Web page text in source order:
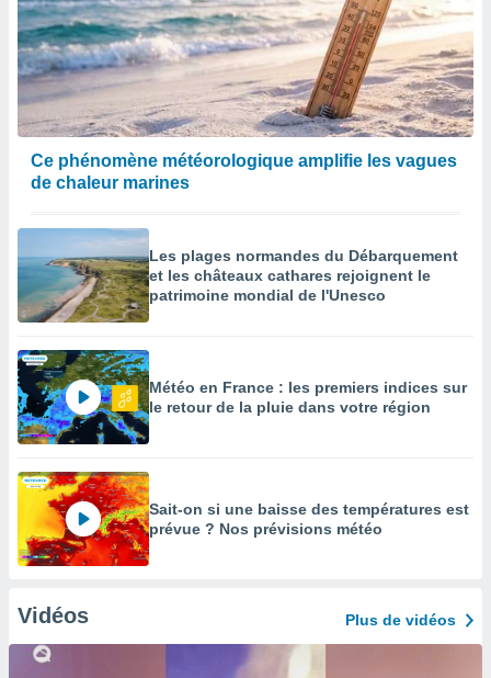
Ce phénomène météorologique amplifie les vagues
de chaleur marines
Les plages normandes du Débarquement
et les châteaux cathares rejoignent le
patrimoine mondial de l'Unesco
Météo en France : les premiers indices sur
le retour de la pluie dans votre région
Sait-on si une baisse des températures est
prévue ? Nos prévisions météo
Vidéos Plus de vidéos